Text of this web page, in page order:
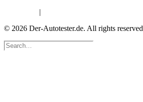
|
© 2026 Der-Autotester.de. All rights reserved